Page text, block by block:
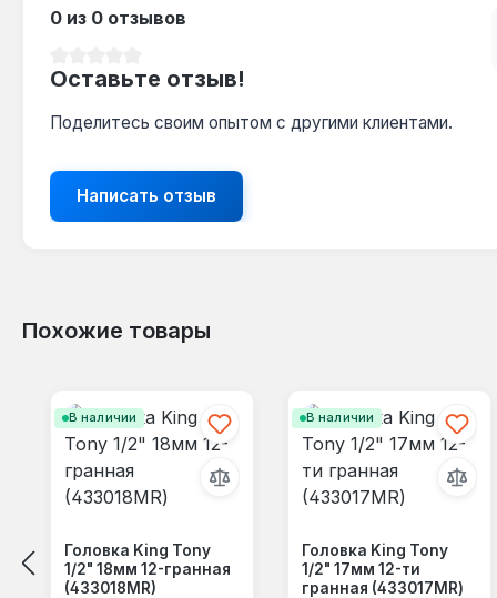
0 из 0 отзывов
Оставьте отзыв!
Поделитесь своим опытом с другими клиентами.
Написать отзыв
Похожие товары
В наличии
Головка King Tony
1/2" 18мм 12-гранная
(433018MR)
В наличии
Головка King Tony
1/2" 17мм 12-ти
гранная (433017MR)